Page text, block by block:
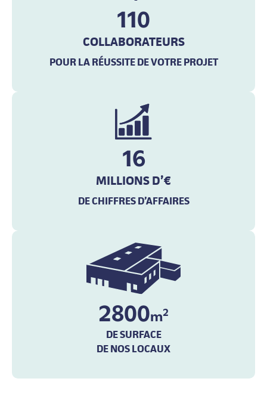
110
COLLABORATEURS
POUR LA RÉUSSITE DE VOTRE PROJET
16
MILLIONS D’€
DE CHIFFRES D’AFFAIRES
2800m2
DE SURFACE
DE NOS LOCAUX